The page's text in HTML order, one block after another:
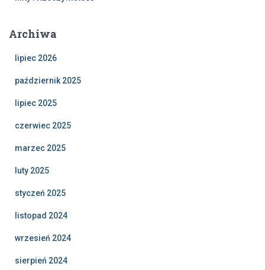
Archiwa
lipiec 2026
październik 2025
lipiec 2025
czerwiec 2025
marzec 2025
luty 2025
styczeń 2025
listopad 2024
wrzesień 2024
sierpień 2024